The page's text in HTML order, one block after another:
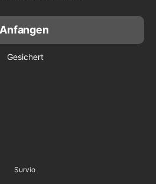
Anfangen
Gesichert
Survio